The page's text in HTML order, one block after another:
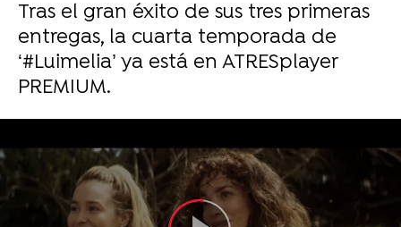
Tras el gran éxito de sus tres primeras
entregas, la cuarta temporada de
‘#Luimelia’ ya está en ATRESplayer
PREMIUM.